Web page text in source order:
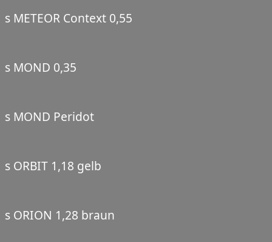
s METEOR Context 0,55
s MOND 0,35
s MOND Peridot
s ORBIT 1,18 gelb
s ORION 1,28 braun